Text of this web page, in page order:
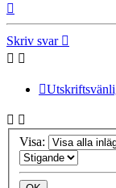
Skriv svar
Visa: